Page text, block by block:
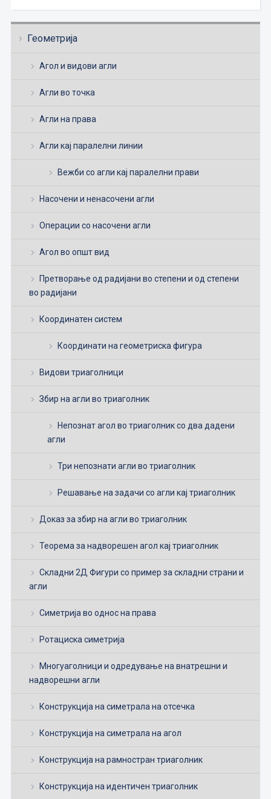
Геометрија
Агол и видови агли
Агли во точка
Агли на права
Агли кај паралелни линии
Вежби со агли кај паралелни прави
Насочени и ненасочени агли
Операции со насочени агли
Агол во општ вид
Претворање од радијани во степени и од степени
во радијани
Координатен систем
Координати на геометриска фигура
Видови триаголници
Збир на агли во триаголник
Непознат агол во триаголник со два дадени
агли
Три непознати агли во триаголник
Решавање на задачи со агли кај триаголник
Доказ за збир на агли во триаголник
Теорема за надворешен агол кај триаголник
Складни 2Д Фигури со пример за складни страни и
агли
Симетрија во однос на права
Ротациска симетрија
Многуаголници и одредување на внатрешни и
надворешни агли
Конструкција на симетрала на отсечка
Конструкција на симетрала на агол
Конструкција на рамностран триаголник
Конструкција на идентичен триаголник